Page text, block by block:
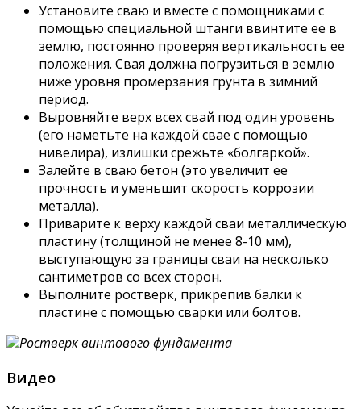
Установите сваю и вместе с помощниками с
помощью специальной штанги ввинтите ее в
землю, постоянно проверяя вертикальность ее
положения. Свая должна погрузиться в землю
ниже уровня промерзания грунта в зимний
период.
Выровняйте верх всех свай под один уровень
(его наметьте на каждой свае с помощью
нивелира), излишки срежьте «болгаркой».
Залейте в сваю бетон (это увеличит ее
прочность и уменьшит скорость коррозии
металла).
Приварите к верху каждой сваи металлическую
пластину (толщиной не менее 8-10 мм),
выступающую за границы сваи на несколько
сантиметров со всех сторон.
Выполните ростверк, прикрепив балки к
пластине с помощью сварки или болтов.
Ростверк винтового фундамента
Видео